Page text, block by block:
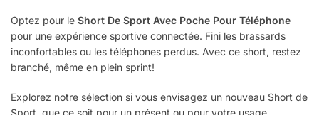
Optez pour le Short De Sport Avec Poche Pour Téléphone
pour une expérience sportive connectée. Fini les brassards
inconfortables ou les téléphones perdus. Avec ce short, restez
branché, même en plein sprint!
Explorez notre sélection si vous envisagez un nouveau Short de
Sport, que ce soit pour un présent ou pour votre usage